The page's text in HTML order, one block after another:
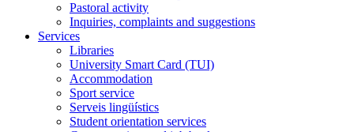
Pastoral activity
Inquiries, complaints and suggestions
Services
Libraries
University Smart Card (TUI)
Accommodation
Sport service
Serveis lingüístics
Student orientation services